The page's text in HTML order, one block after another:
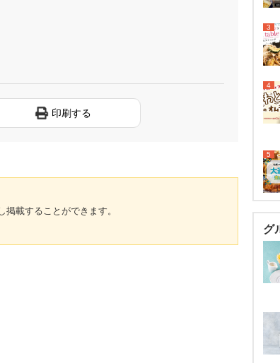
印刷する
載することができます。
3
4
5
グ